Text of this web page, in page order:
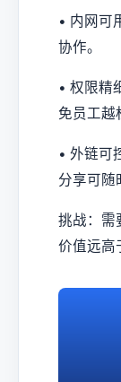
• 内网可
协作。
• 权限精
免员工越
• 外链可
分享可随
挑战：需
价值远高